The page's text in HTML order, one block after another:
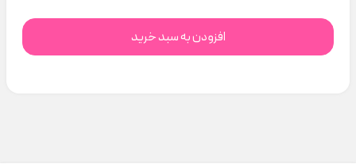
افزودن به سبد خرید